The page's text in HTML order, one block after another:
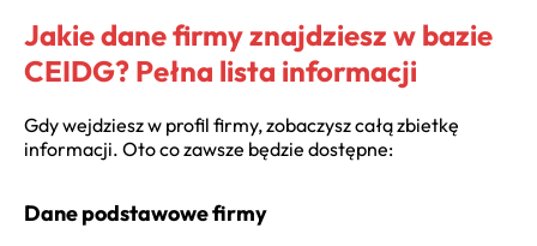
Jakie dane firmy znajdziesz w bazie
CEIDG? Pełna lista informacji
Gdy wejdziesz w profil firmy, zobaczysz całą zbietkę
informacji. Oto co zawsze będzie dostępne:
Dane podstawowe firmy